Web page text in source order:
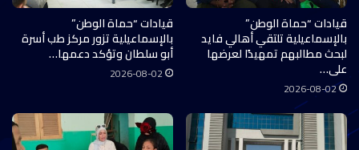
قيادات “حماة الوطن”
بالإسماعيلية تلتقي أهالي فايد
لبحث مطالبهم تمهيدًا لعرضها
على…
2026-08-02
قيادات “حماة الوطن”
بالإسماعيلية تزور مركز طب أسرة
أبو سلطان وتؤكد دعمها…
2026-08-02